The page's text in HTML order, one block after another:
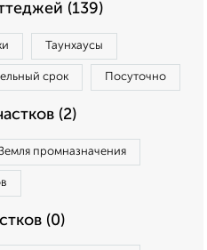
(139)
Таунхаусы
срок Посуточно
(2)
промназначения
(0)